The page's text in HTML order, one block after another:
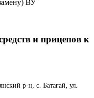
ВУ
и прицепов к
р-н, с. Батагай, ул.